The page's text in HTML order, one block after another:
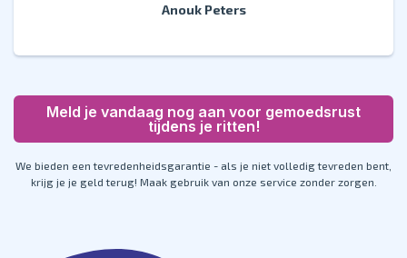
Anouk Peters
Meld je vandaag nog aan voor gemoedsrust
tijdens je ritten!
We bieden een tevredenheidsgarantie - als je niet volledig tevreden bent,
krijg je je geld terug! Maak gebruik van onze service zonder zorgen.